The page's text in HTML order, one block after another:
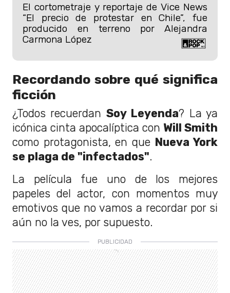
El cortometraje y reportaje de Vice News
“El precio de protestar en Chile”, fue
producido en terreno por Alejandra
Carmona López
Recordando sobre qué significa
ficción
¿Todos recuerdan Soy Leyenda? La ya
icónica cinta apocalíptica con Will Smith
como protagonista, en que Nueva York
se plaga de "infectados".
La película fue uno de los mejores
papeles del actor, con momentos muy
emotivos que no vamos a recordar por si
aún no la ves, por supuesto.